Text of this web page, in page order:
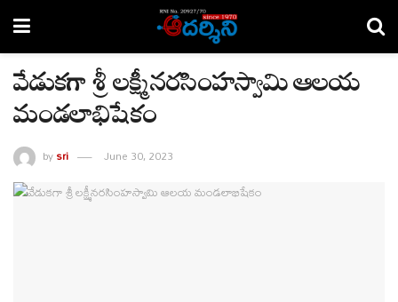
వేడుకగా శ్రీ లక్ష్మీనరసింహస్వామి ఆలయ
మండలాభిషేకం
bysri June 30, 2023